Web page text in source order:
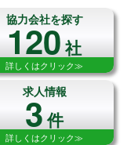
協力会社を探す
120社
詳しくはクリック≫
求人情報
3件
詳しくはクリック≫